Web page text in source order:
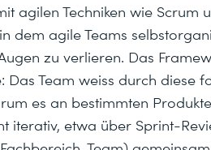
agilen Techniken wie Scrum
dem agile Teams
zu verlieren. Das
Das Team weiss durch diese
es an bestimmten
iterativ, etwa über Sprint-